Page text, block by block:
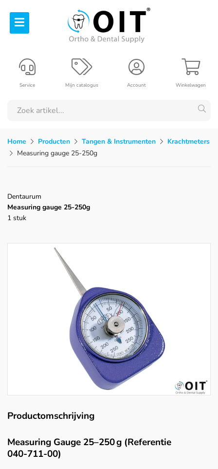
Winkelwagen
Account
Mijn catalogus
Service
Home Producten Tangen & Instrumenten
Krachtmeters
Measuring gauge 25-250g
Dentaurum
Measuring gauge 25-250g
1 stuk
Productomschrijving
Measuring Gauge 25–250 g (Referentie
040‑711‑00)